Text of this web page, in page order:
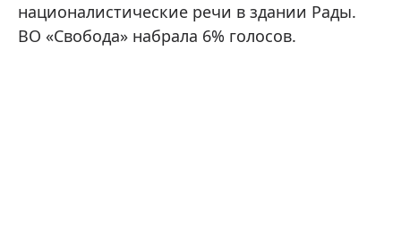
националистические речи в здании Рады.
ВО «Свобода» набрала 6% голосов.